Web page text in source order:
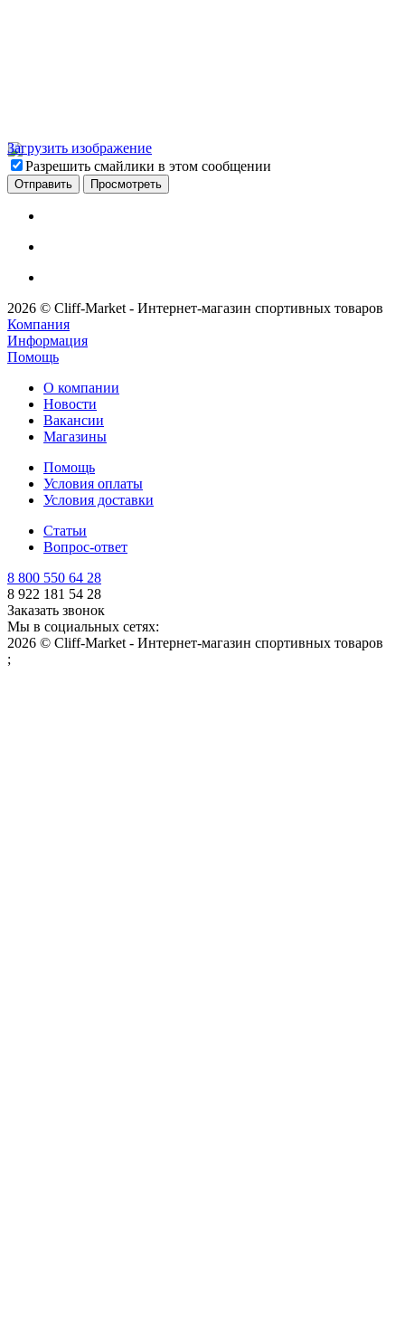
Загрузить изображение
Разрешить смайлики в этом сообщении
2026 © Cliff-Market - Интернет-магазин спортивных товаров
Компания
Информация
Помощь
О компании
Новости
Вакансии
Магазины
Помощь
Условия оплаты
Условия доставки
Статьи
Вопрос-ответ
8 800 550 64 28
8 922 181 54 28
Заказать звонок
Мы в социальных сетях:
2026 © Cliff-Market - Интернет-магазин спортивных товаров
;